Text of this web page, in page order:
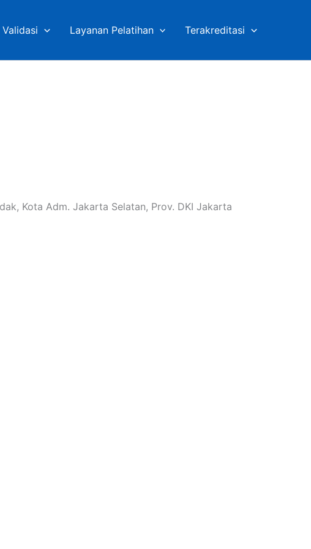
Validasi Layanan Pelatihan Terakreditasi
Kota Adm. Jakarta Selatan, Prov. DKI Jakarta